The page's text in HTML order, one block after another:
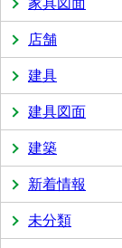
家具図面
店舗
建具
建具図面
建築
新着情報
未分類